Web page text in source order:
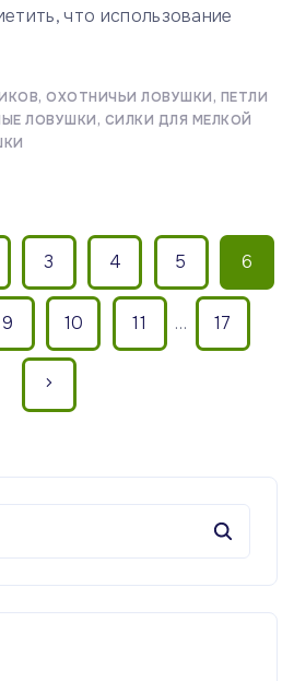
что использование
ОХОТНИЧЬИ ЛОВУШКИ ПЕТЛИ
ЛОВУШКИ СИЛКИ ДЛЯ МЕЛКОЙ
3 4 5 6
9 10 11 … 17
С
е
т
и